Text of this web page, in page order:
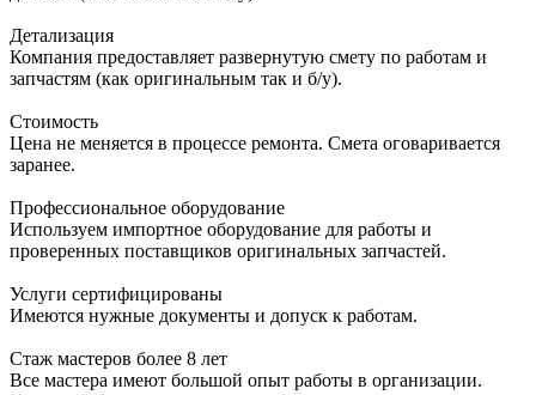
Детализация
Компания предоставляет развернутую смету по работам и
запчастям (как оригинальным так и б/у).
Стоимость
Цена не меняется в процессе ремонта. Смета оговаривается
заранее.
Профессиональное оборудование
Используем импортное оборудование для работы и
проверенных поставщиков оригинальных запчастей.
Услуги сертифицированы
Имеются нужные документы и допуск к работам.
Стаж мастеров более 8 лет
Все мастера имеют большой опыт работы в организации.